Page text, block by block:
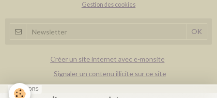
Gestion des cookies
Créer un site internet avec e-monsite
Signaler un contenu illicite sur ce site
SPONSORS